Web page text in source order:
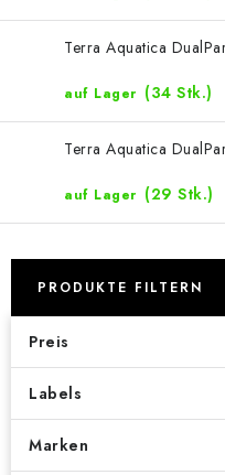
SMARTER GARTEN
Geschäftsbewertung
Kontakt
Terra Aquatica
auf Lager (34 Stk.)
Terra Aquatica
auf Lager (29 Stk.)
PRODUKTE FILTERN
Preis
Labels
Marken